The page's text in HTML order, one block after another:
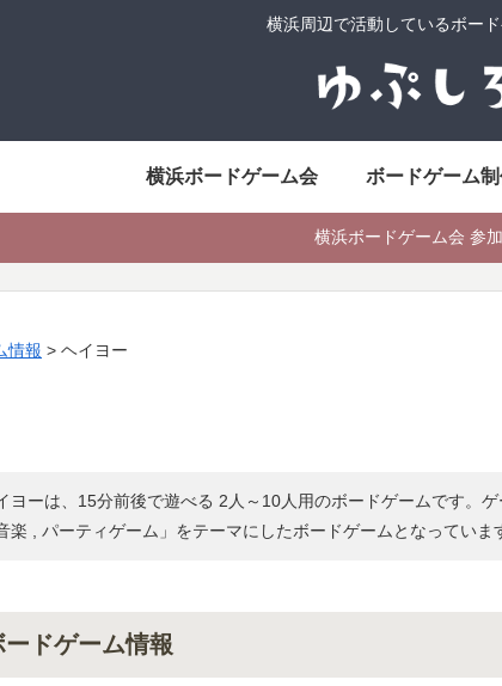
横浜周辺で活動しているボー
横浜ボードゲーム会 ボードゲーム
横浜ボードゲーム会 参
情報 > ヘイヨー
ヨーは、15分前後で遊べる 2人～10人用のボードゲームです。ゲ
楽 , パーティゲーム 」をテーマにしたボードゲームとなっていま
ドゲーム情報